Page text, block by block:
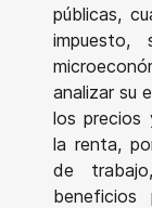
públicas,
impuesto,
analizar su
los precios
la renta,
de
beneficios